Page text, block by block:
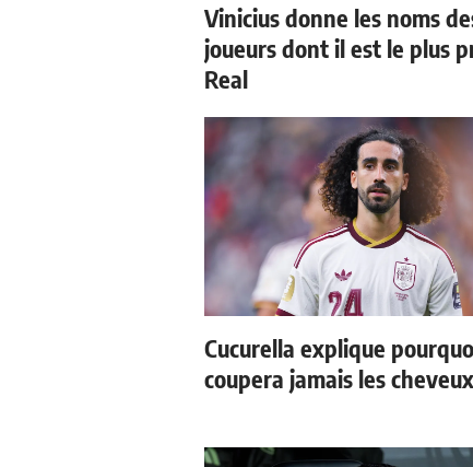
Vinicius donne les noms
joueurs dont il est le plus
Real
Cucurella explique
coupera jamais les cheveux